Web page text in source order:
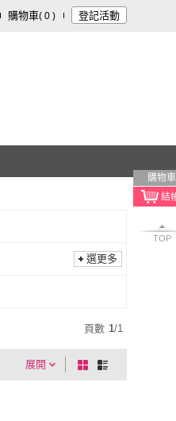
購物車( 0 ) 登記活動
購物車
TOP
選更多
頁數 1/1
展開
棋
盤
列